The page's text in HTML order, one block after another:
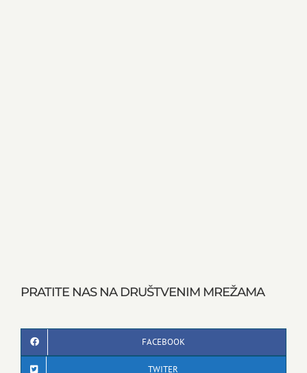
PRATITE NAS NA DRUŠTVENIM MREŽAMA
FACEBOOK
TWITER